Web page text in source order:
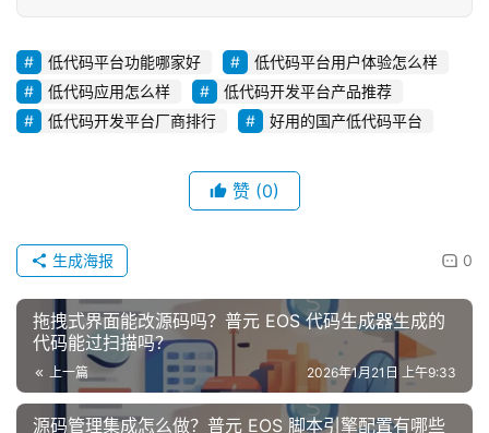
低代码平台功能哪家好
低代码平台用户体验怎么样
低代码应用怎么样
低代码开发平台产品推荐
低代码开发平台厂商排行
好用的国产低代码平台
赞 (0)
0
生成海报
拖拽式界面能改源码吗？普元 EOS 代码生成器生成的
代码能过扫描吗？
上一篇 2026年1月21日 上午9:33
源码管理集成怎么做？普元 EOS 脚本引擎配置有哪些